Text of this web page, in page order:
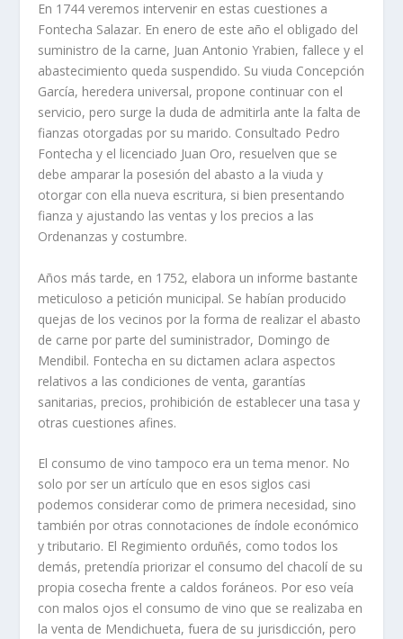
En 1744 veremos intervenir en estas cuestiones a
Fontecha Salazar. En enero de este año el obligado del
suministro de la carne, Juan Antonio Yrabien, fallece y el
abastecimiento queda suspendido. Su viuda Concepción
García, heredera universal, propone continuar con el
servicio, pero surge la duda de admitirla ante la falta de
fianzas otorgadas por su marido. Consultado Pedro
Fontecha y el licenciado Juan Oro, resuelven que se
debe amparar la posesión del abasto a la viuda y
otorgar con ella nueva escritura, si bien presentando
fianza y ajustando las ventas y los precios a las
Ordenanzas y costumbre.
Años más tarde, en 1752, elabora un informe bastante
meticuloso a petición municipal. Se habían producido
quejas de los vecinos por la forma de realizar el abasto
de carne por parte del suministrador, Domingo de
Mendibil. Fontecha en su dictamen aclara aspectos
relativos a las condiciones de venta, garantías
sanitarias, precios, prohibición de establecer una tasa y
otras cuestiones afines.
El consumo de vino tampoco era un tema menor. No
solo por ser un artículo que en esos siglos casi
podemos considerar como de primera necesidad, sino
también por otras connotaciones de índole económico
y tributario. El Regimiento orduñés, como todos los
demás, pretendía priorizar el consumo del chacolí de su
propia cosecha frente a caldos foráneos. Por eso veía
con malos ojos el consumo de vino que se realizaba en
la venta de Mendichueta, fuera de su jurisdicción, pero